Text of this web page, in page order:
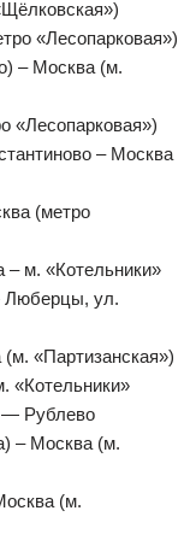
«Лесопарковая»)
– Москва (м.
– Москва
(метро
м. «Котельники»
Люберцы, ул.
«Партизанская»)
«Котельники»
— Рублево
– Москва (м.
(м.